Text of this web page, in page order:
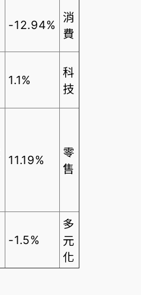
-12.94%
消
費
1.1%
科
技
11.19%
零
售
-1.5%
多
元
化